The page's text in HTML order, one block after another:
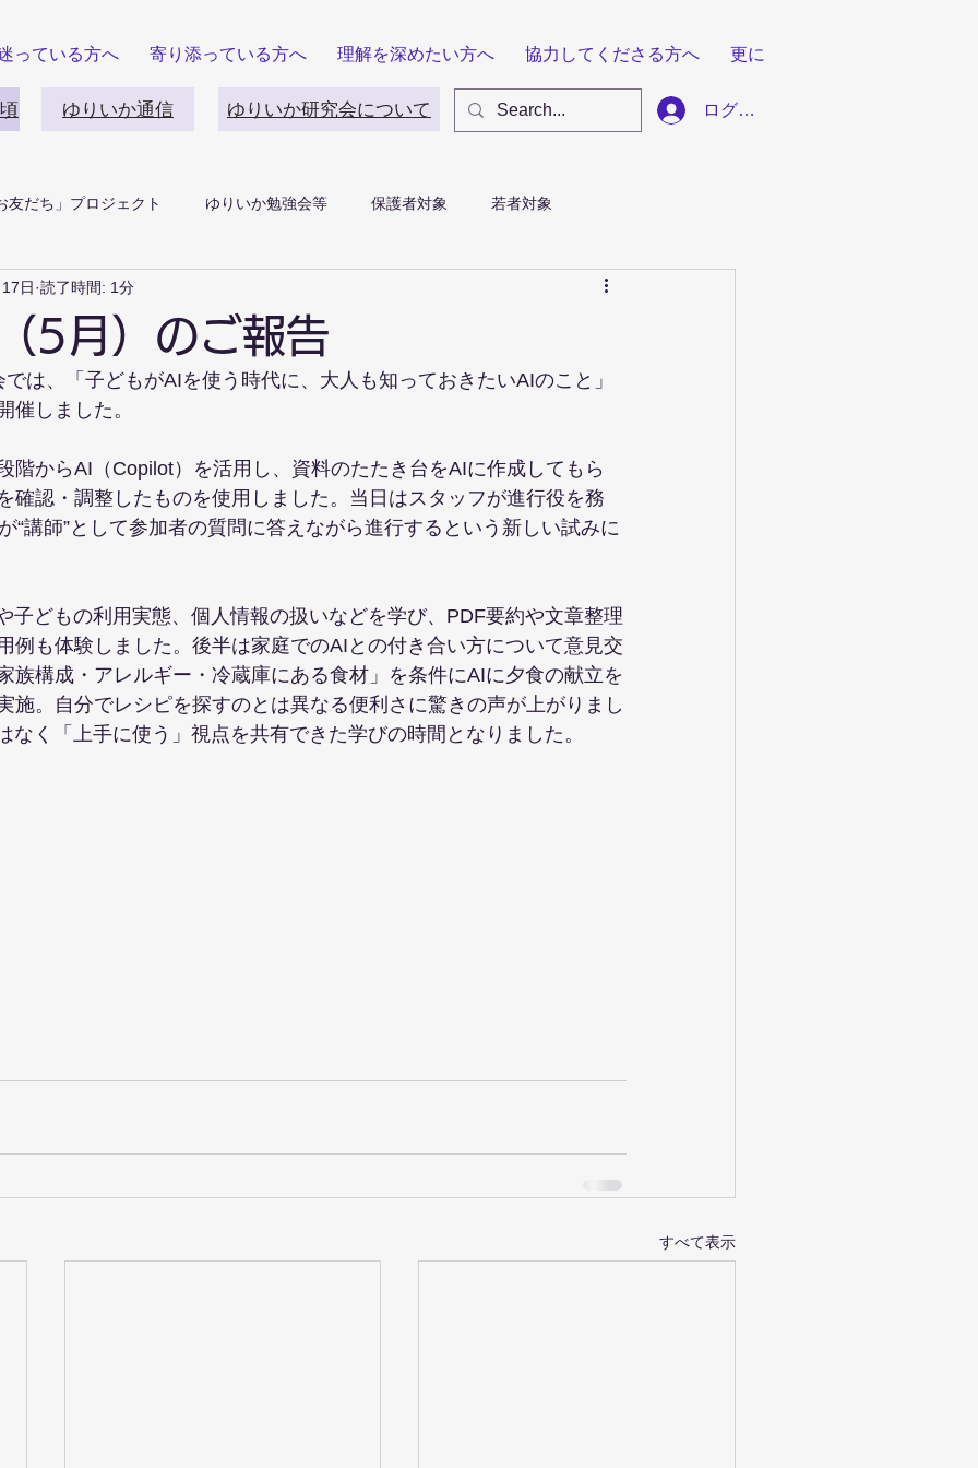
っている方へ 寄り添っている方へ 理解を深めたい方へ 協力してくださる方へ 更に
ゆりいか通信 ゆりいか研究会について ログイン
友だち」プロジェクト ゆりいか勉強会等 保護者対象 若者対象
5月）のご報告
日 読了時間: 1分
は、「子どもがAIを使う時代に、大人も知っておきたいAIのこと」
催しました。
階からAI（Copilot）を活用し、資料のたたき台をAIに作成してもら
確認・調整したものを使用しました。当日はスタッフが進行役を務
“講師”として参加者の質問に答えながら進行するという新しい試みに
子どもの利用実態、個人情報の扱いなどを学び、PDF要約や文章整理
例も体験しました。後半は家庭でのAIとの付き合い方について意見交
族構成・アレルギー・冷蔵庫にある食材」を条件にAIに夕食の献立を
施。自分でレシピを探すのとは異なる便利さに驚きの声が上がりまし
なく「上手に使う」視点を共有できた学びの時間となりました。
すべて表示